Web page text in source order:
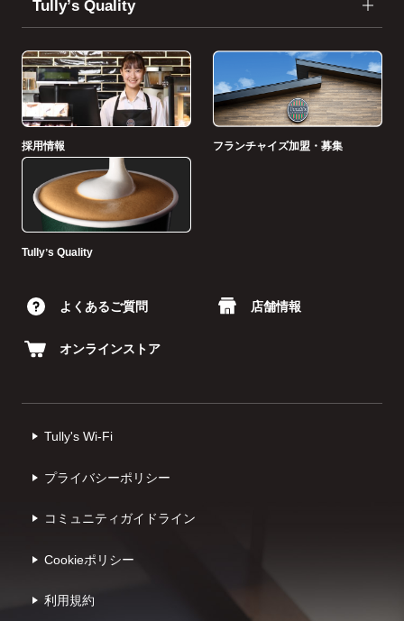
Tullyʼs Quality
採用情報 フランチャイズ加盟・募集
Tullyʼs Quality
よくあるご質問 店舗情報
オンラインストア
Tully's Wi-Fi
プライバシーポリシー
コミュニティガイドライン
Cookieポリシー
利⽤規約